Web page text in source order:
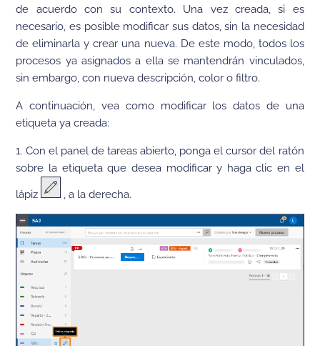
de acuerdo con su contexto. Una vez creada, si es
necesario, es posible modificar sus datos, sin la necesidad
deeliminarlay crear una nueva. De este modo, todos los
procesos ya asignados a ella semantendrán vinculados,
sin embargo, con nueva descripción, color o filtro.
A continuación, vea como modificar los datos de una
etiqueta ya creada:
1. Con el panel de tareas abierto, ponga el cursor del ratón
sobre la etiqueta que desea modificar y haga clic en el
lápiz , a la derecha.